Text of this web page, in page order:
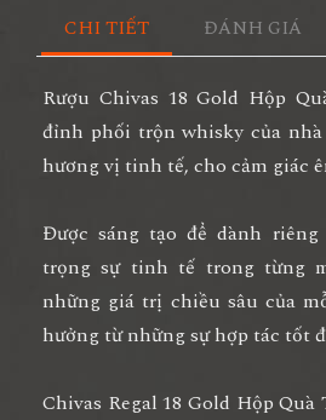
CHI TIẾT ĐÁNH GIÁ
Rượu Chivas 18 Gold Hộp
đỉnh phối trộn whisky của
hương vị tinh tế, cho cảm giác
Được sáng tạo để dành
trọng sự tinh tế trong từng
những giá trị chiều sâu của
hưởng từ những sự hợp tác tốt
Chivas Regal 18 Gold Hộp Quà